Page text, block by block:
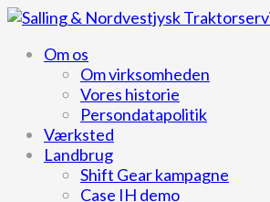
Om os
Om virksomheden
Vores historie
Persondatapolitik
Værksted
Landbrug
Shift Gear kampagne
Case IH demo